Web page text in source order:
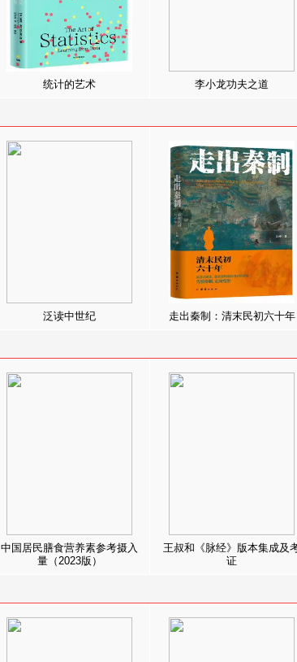
统计的艺术 李小龙功夫之道
泛读中世纪 走出秦制：清末民初六十年
中国居民膳食营养素参考摄入
量（2023版）
王叔和《脉经》版本集成及
证